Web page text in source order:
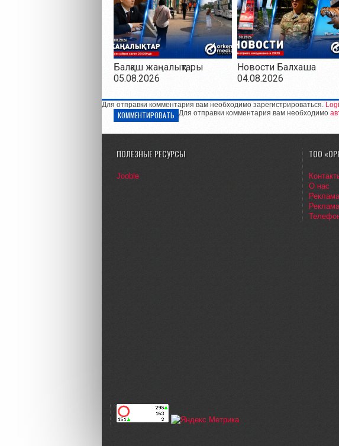
Балқаш жаңалықтары
05.08.2026
Новости Балхаша
04.08.2026
Для отправки комментария вам необходимо зарегистрироваться.
КОММЕНТИРОВАТЬ Для отправки комментария вам необходимо
ПОЛЕЗНЫЕ РЕСУРСЫ
Jooble
ТОО
О нас